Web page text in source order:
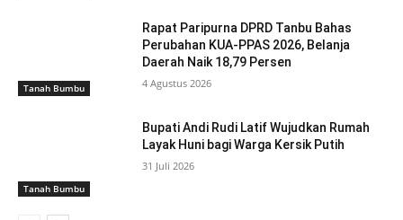
Tanah Bumbu
Rapat Paripurna DPRD Tanbu Bahas
Perubahan KUA-PPAS 2026, Belanja
Daerah Naik 18,79 Persen
4 Agustus 2026
Tanah Bumbu
Bupati Andi Rudi Latif Wujudkan Rumah
Layak Huni bagi Warga Kersik Putih
31 Juli 2026